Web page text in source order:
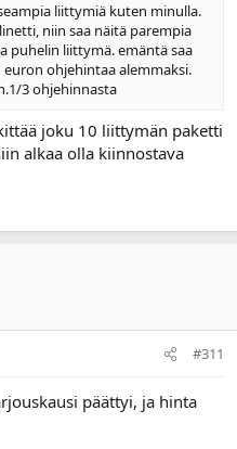
liittymiä kuten minulla.
niin saa näitä parempia
puhelin liittymä. emäntä saa
ohjehintaa alemmaksi.
3 ohjehinnasta
joku 10 liittymän paketti
alkaa olla kiinnostava
#311
päättyi, ja hinta